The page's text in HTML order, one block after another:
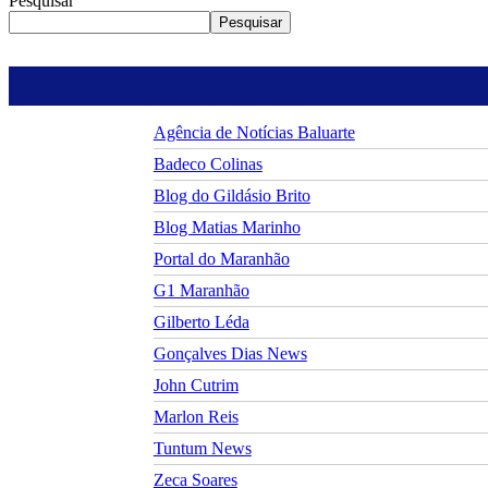
Pesquisar
Agência de Notícias Baluarte
Badeco Colinas
Blog do Gildásio Brito
Blog Matias Marinho
Portal do Maranhão
G1 Maranhão
Gilberto Léda
Gonçalves Dias News
John Cutrim
Marlon Reis
Tuntum News
Zeca Soares